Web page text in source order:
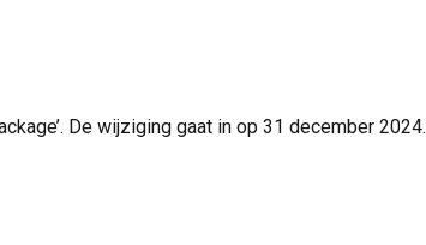
De wijziging gaat in op 31 december 2024.